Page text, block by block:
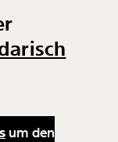
um den